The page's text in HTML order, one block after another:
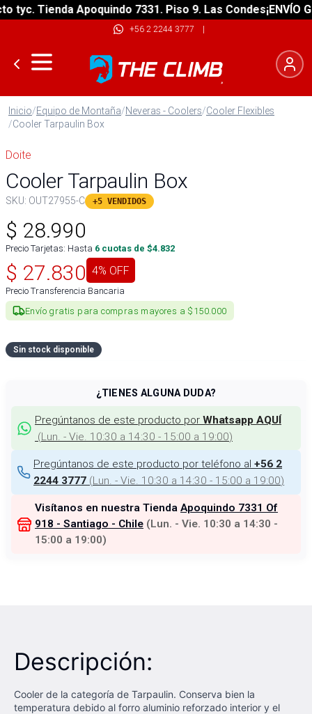
Tienda Apoquindo 7331. Piso 9. Las Condes¡ENVÍO
+56 2 2244 3777 |
Inicio/Equipo de Montaña/Neveras - Coolers/Cooler Flexibles
/Cooler Tarpaulin Box
Doite
Cooler Tarpaulin Box
SKU: OUT27955-C +5 VENDIDOS
$ 28.990
Precio Tarjetas: Hasta 6 cuotas de $4.832
$ 27.830 4% OFF
Precio Transferencia Bancaria
Envío gratis para compras mayores a $150.000
Sin stock disponible
¿TIENES ALGUNA DUDA?
Pregúntanos de este producto por Whatsapp AQUÍ
(Lun. - Vie. 10:30 a 14:30 - 15:00 a 19:00)
Pregúntanos de este producto por teléfono al +56 2
2244 3777 (Lun. - Vie. 10:30 a 14:30 - 15:00 a 19:00)
Visítanos en nuestra Tienda Apoquindo 7331 Of
918 - Santiago - Chile (Lun. - Vie. 10:30 a 14:30 -
15:00 a 19:00)
Descripción:
Cooler de la categoría de Tarpaulin. Conserva bien la
temperatura debido al forro aluminio reforzado interior y el